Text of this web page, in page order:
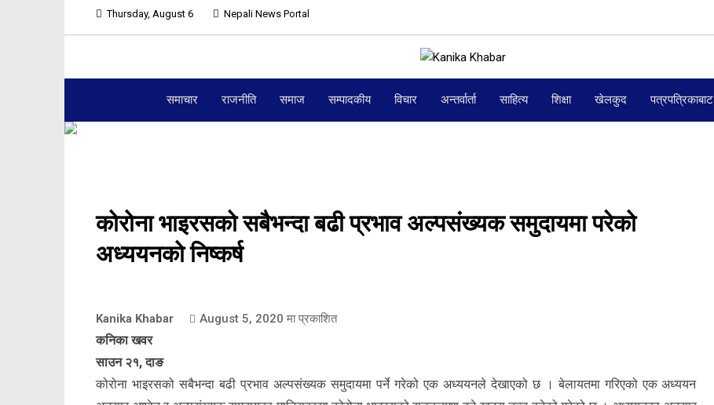
Thursday, August 6 Nepali News Portal
समाचार राजनीति समाज सम्पादकीय विचार अन्तर्वार्ता साहित्य शिक्षा खेलकुद पत्रपत्रिकाबाट
कोरोना भाइरसको सबैभन्दा बढी प्रभाव अल्पसंख्यक समुदायमा परेको
अध्ययनको निष्कर्ष
Kanika Khabar August 5, 2020 मा प्रकाशित
कनिका खवर
साउन २१, दाङ
कोरोना भाइरसको सबैभन्दा बढी प्रभाव अल्पसंख्यक समुदायमा पर्ने गरेको एक अध्ययनले देखाएको छ । बेलायतमा गरिएको एक अध्ययन